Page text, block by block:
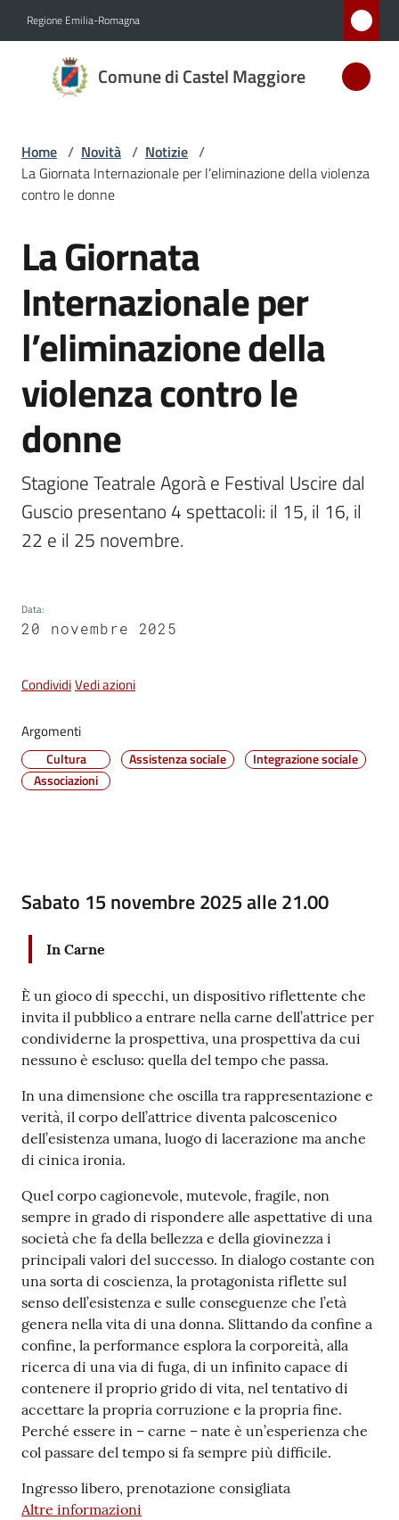
Regione Emilia-Romagna
Comune di Castel Maggiore
Comune
di Castel
D'ARGENTO
AL MERITO
CIVILE
Amministrazione
Menu selezionato
Servizi
Vivere
Castel
Trasparente
gli
argomenti...
Home / Novità / Notizie /
La Giornata Internazionale per l’eliminazione della violenza
contro le donne
Salta al contenuto
La Giornata
Internazionale per
l’eliminazione della
violenza contro le
donne
Stagione Teatrale Agorà e Festival Uscire dal
Guscio presentano 4 spettacoli: il 15, il 16, il
22 e il 25 novembre.
Data:
20 novembre 2025
CondividiVedi azioni
Argomenti
Cultura Assistenza sociale
Integrazione sociale
Associazioni
Contenuto
Sabato 15 novembre 2025 alle 21.00
In Carne
È un gioco di specchi, un dispositivo riflettente che
invita il pubblico a entrare nella carne dell’attrice per
condividerne la prospettiva, una prospettiva da cui
nessuno è escluso: quella del tempo che passa.
In una dimensione che oscilla tra rappresentazione e
verità, il corpo dell’attrice diventa palcoscenico
dell’esistenza umana, luogo di lacerazione ma anche
di cinica ironia.
Quel corpo cagionevole, mutevole, fragile, non
sempre in grado di rispondere alle aspettative di una
società che fa della bellezza e della giovinezza i
principali valori del successo. In dialogo costante con
una sorta di coscienza, la protagonista riflette sul
senso dell’esistenza e sulle conseguenze che l’età
genera nella vita di una donna. Slittando da confine a
confine, la performance esplora la corporeità, alla
ricerca di una via di fuga, di un infinito capace di
contenere il proprio grido di vita, nel tentativo di
accettare la propria corruzione e la propria fine.
Perché essere in – carne – nate è un’esperienza che
col passare del tempo si fa sempre più difficile.
Ingresso libero, prenotazione consigliata
Altre informazioni